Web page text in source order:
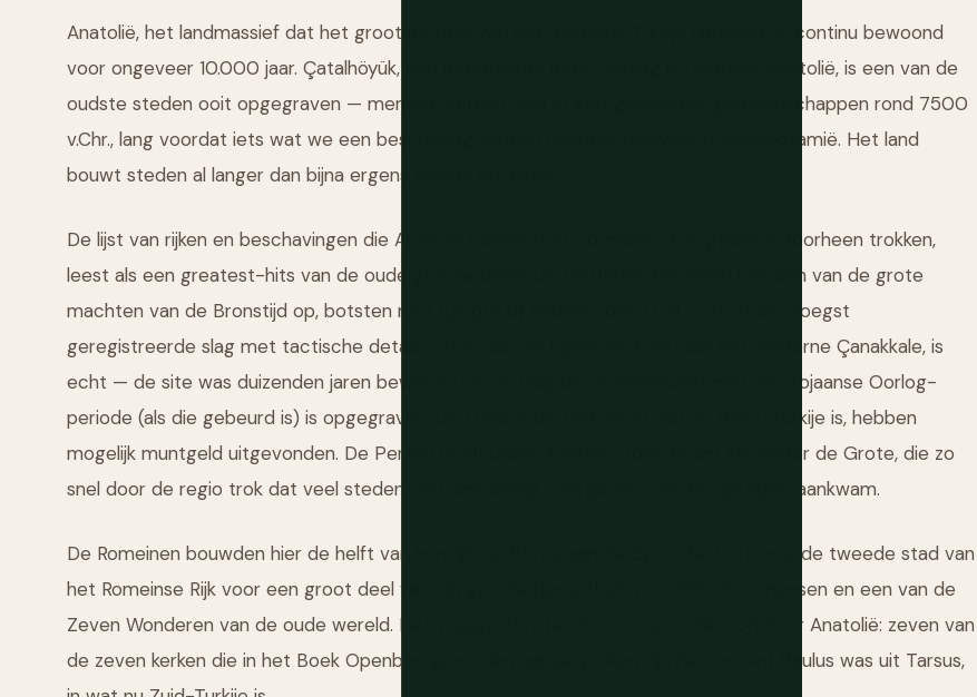
Anatolië, het landmassief dat het grootste deel van het moderne Turkije uitmaakt, is continu bewoond
voor ongeveer 10.000 jaar. Çatalhöyük, een neolithische nederzetting in Centraal-Anatolië, is een van de
oudste steden ooit opgegraven — mensen leefden daar in georganiseerde gemeenschappen rond 7500
v.Chr., lang voordat iets wat we een beschaving zouden noemen opkwam in Mesopotamië. Het land
bouwt steden al langer dan bijna ergens anders op aarde.
De lijst van rijken en beschavingen die Anatolië beheersten, vormden of er gewoon doorheen trokken,
leest als een greatest-hits van de oude geschiedenis. De Hettieten bouwden hier een van de grote
machten van de Bronstijd op, botsten met Egypte bij Kadesh rond 1274 v.Chr. in de vroegst
geregistreerde slag met tactische details. Troje, aan de Egeïsche kust nabij het moderne Çanakkale, is
echt — de site was duizenden jaren bewoond, en de laag die overeenkomt met de Trojaanse Oorlog-
periode (als die gebeurd is) is opgegraven. De Lydiërs, die leefden in wat nu West-Turkije is, hebben
mogelijk muntgeld uitgevonden. De Perzen bestuurden Anatolië. Toen kwam Alexander de Grote, die zo
snel door de regio trok dat veel steden zich simpelweg overgaven voordat zijn leger aankwam.
De Romeinen bouwden hier de helft van hun rijk op. Efeze, aan de Egeïsche kust, was de tweede stad van
het Romeinse Rijk voor een groot deel van zijn geschiedenis, thuis voor 250.000 mensen en een van de
Zeven Wonderen van de oude wereld. Het vroege christendom verspreidde zich door Anatolië: zeven van
de zeven kerken die in het Boek Openbaring worden aangesproken zijn hier, en Sint Paulus was uit Tarsus,